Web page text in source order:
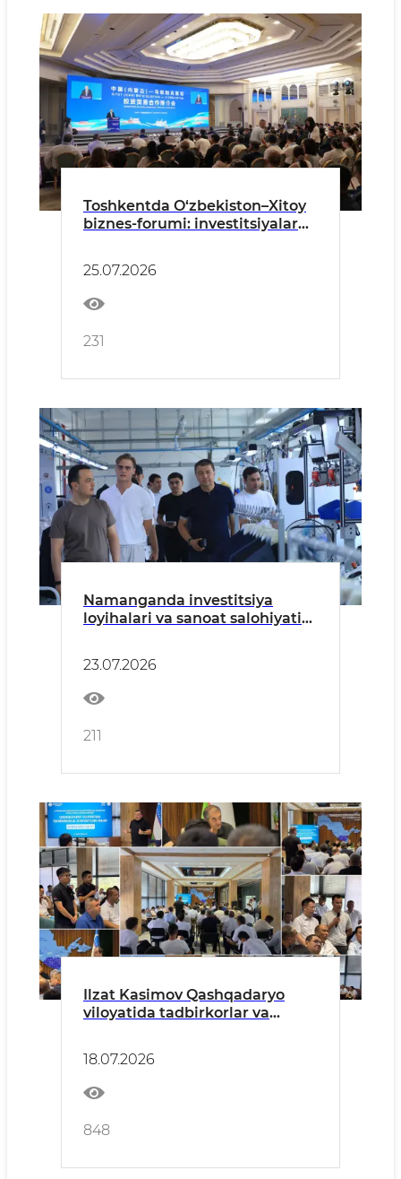
Toshkentda O‘zbekiston–Xitoy
biznes-forumi: investitsiyalar
25.07.2026
231
Namanganda investitsiya
loyihalari va sanoat salohiyatini
23.07.2026
211
Ilzat Kasimov Qashqadaryo
viloyatida tadbirkorlar va
18.07.2026
848